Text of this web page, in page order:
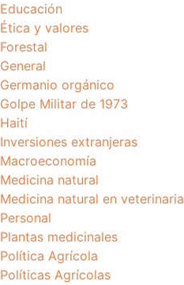
Educación
Ética y valores
Forestal
General
Germanio orgánico
Golpe Militar de 1973
Haití
Inversiones extranjeras
Macroeconomía
Medicina natural
Medicina natural en veterinaria
Personal
Plantas medicinales
Política Agrícola
Políticas Agrícolas